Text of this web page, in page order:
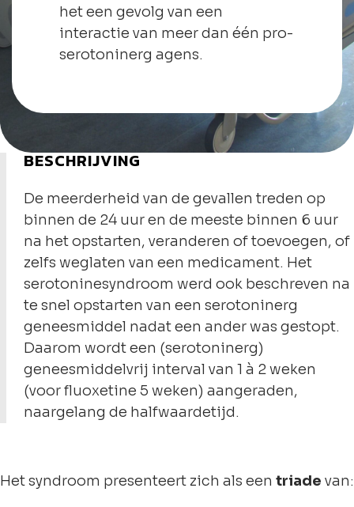
het een gevolg van een
interactie van meer dan één pro-
serotoninerg agens.
BESCHRIJVING
De meerderheid van de gevallen treden op
binnen de 24 uur en de meeste binnen 6 uur
na het opstarten, veranderen of toevoegen, of
zelfs weglaten van een medicament. Het
serotoninesyndroom werd ook beschreven na
te snel opstarten van een serotoninerg
geneesmiddel nadat een ander was gestopt.
Daarom wordt een (serotoninerg)
geneesmiddelvrij interval van 1 à 2 weken
(voor fluoxetine 5 weken) aangeraden,
naargelang de halfwaardetijd.
Het syndroom presenteert zich als een triade van: